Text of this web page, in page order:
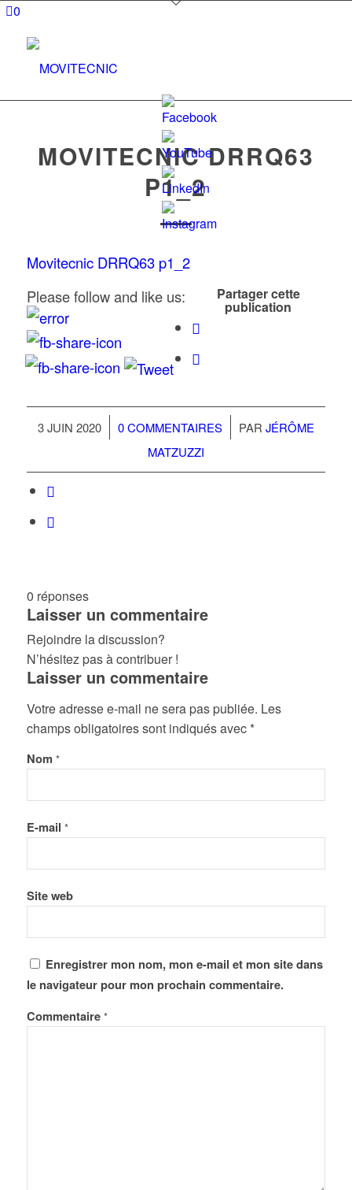
0
MOVITECNIC DRRQ63
P1_2
Movitecnic DRRQ63 p1_2
Please follow and like us:
3 JUIN 2020
/ 0 COMMENTAIRES
/ PAR JÉRÔME
MATZUZZI
Partager cette
publication
0 réponses
Laisser un commentaire
Rejoindre la discussion?
N’hésitez pas à contribuer !
Laisser un commentaire
Votre adresse e-mail ne sera pas publiée. Les
champs obligatoires sont indiqués avec *
Nom *
E-mail *
Site web
Enregistrer mon nom, mon e-mail et mon site dans
le navigateur pour mon prochain commentaire.
Commentaire *
Set
Youtube
ID